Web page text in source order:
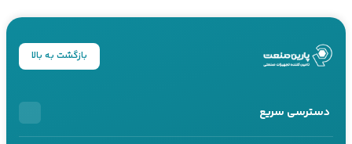
بازگشت به بالا
دسترسی سریع